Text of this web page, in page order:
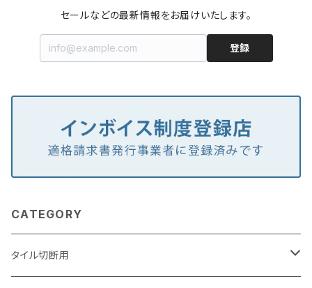
セールなどの最新情報をお届けいたします。
登録
CATEGORY
タイル切断用